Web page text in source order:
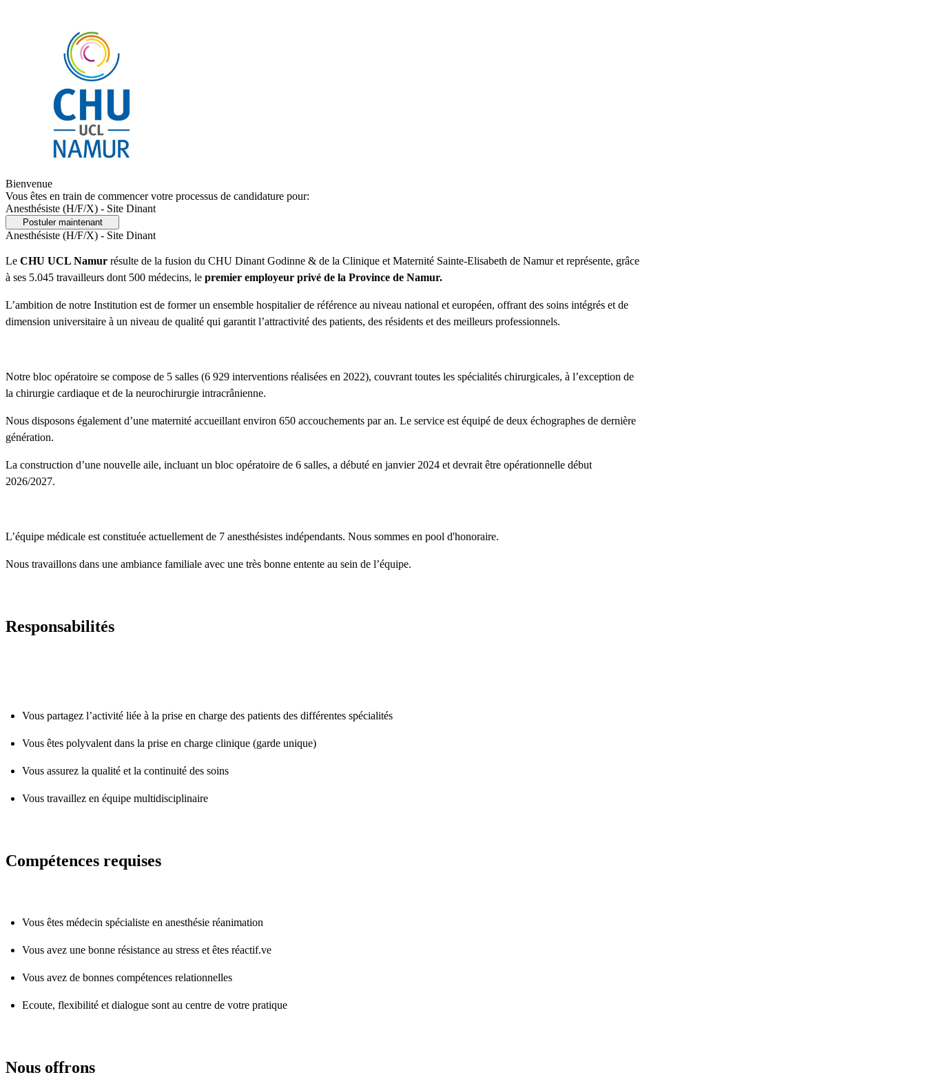
Bienvenue
Vous êtes en train de commencer votre processus de candidature pour:
Anesthésiste (H/F/X) - Site Dinant
Postuler maintenant
Anesthésiste (H/F/X) - Site Dinant
Le CHU UCL Namur résulte de la fusion du CHU Dinant Godinne & de la Clinique et Maternité Sainte-Elisabeth de Namur et représente, grâce
à ses 5.045 travailleurs dont 500 médecins, le premier employeur privé de la Province de Namur.
L’ambition de notre Institution est de former un ensemble hospitalier de référence au niveau national et européen, offrant des soins intégrés et de
dimension universitaire à un niveau de qualité qui garantit l’attractivité des patients, des résidents et des meilleurs professionnels.
Notre bloc opératoire se compose de 5 salles (6 929 interventions réalisées en 2022), couvrant toutes les spécialités chirurgicales, à l’exception de
la chirurgie cardiaque et de la neurochirurgie intracrânienne.
Nous disposons également d’une maternité accueillant environ 650 accouchements par an. Le service est équipé de deux échographes de dernière
génération.
La construction d’une nouvelle aile, incluant un bloc opératoire de 6 salles, a débuté en janvier 2024 et devrait être opérationnelle début
2026/2027.
L’équipe médicale est constituée actuellement de 7 anesthésistes indépendants. Nous sommes en pool d'honoraire.
Nous travaillons dans une ambiance familiale avec une très bonne entente au sein de l’équipe.
Responsabilités
Vous partagez l’activité liée à la prise en charge des patients des différentes spécialités
Vous êtes polyvalent dans la prise en charge clinique (garde unique)
Vous assurez la qualité et la continuité des soins
Vous travaillez en équipe multidisciplinaire
Compétences requises
Vous êtes médecin spécialiste en anesthésie réanimation
Vous avez une bonne résistance au stress et êtes réactif.ve
Vous avez de bonnes compétences relationnelles
Ecoute, flexibilité et dialogue sont au centre de votre pratique
Nous offrons